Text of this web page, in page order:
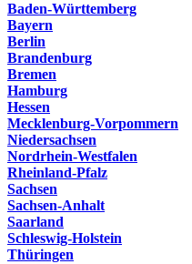
Baden-Württemberg
Bayern
Berlin
Brandenburg
Bremen
Hamburg
Hessen
Mecklenburg-Vorpommern
Niedersachsen
Nordrhein-Westfalen
Rheinland-Pfalz
Sachsen
Sachsen-Anhalt
Saarland
Schleswig-Holstein
Thüringen